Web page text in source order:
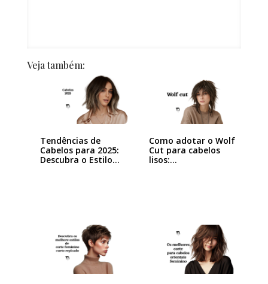
Veja também:
Tendências de
Cabelos para 2025:
Descubra o Estilo…
Como adotar o Wolf
Cut para cabelos
lisos:…